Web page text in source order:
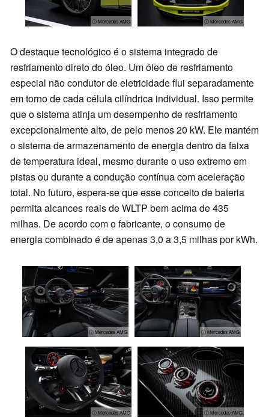
ⓘ Mercedes AMG ⓘ Mercedes AMG
O destaque tecnológico é o sistema integrado de
resfriamento direto do óleo. Um óleo de resfriamento
especial não condutor de eletricidade flui separadamente
em torno de cada célula cilíndrica individual. Isso permite
que o sistema atinja um desempenho de resfriamento
excepcionalmente alto, de pelo menos 20 kW. Ele mantém
o sistema de armazenamento de energia dentro da faixa
de temperatura ideal, mesmo durante o uso extremo em
pistas ou durante a condução contínua com aceleração
total. No futuro, espera-se que esse conceito de bateria
permita alcances reais de WLTP bem acima de 435
milhas. De acordo com o fabricante, o consumo de
energia combinado é de apenas 3,0 a 3,5 milhas por kWh.
ⓘ Mercedes AMG ⓘ Mercedes AMG
ⓘ Mercedes AMG ⓘ Mercedes AMG